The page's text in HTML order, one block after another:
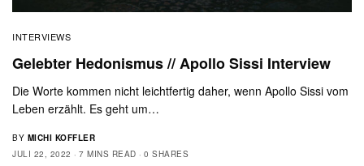
INTERVIEWS
Gelebter Hedonismus // Apollo Sissi Interview
Die Worte kommen nicht leichtfertig daher, wenn Apollo Sissi vom
Leben erzählt. Es geht um…
BY MICHI KOFFLER
JULI 22, 2022
7 MINS READ 0 SHARES